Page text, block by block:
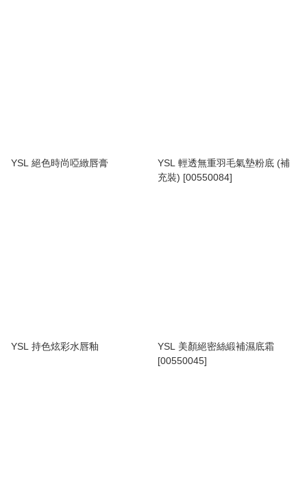
YSL 絕色時尚啞緻唇膏
YSL 輕透無重羽毛氣墊粉底 (補
充裝) [00550084]
YSL 持色炫彩水唇釉
YSL 美顏絕密絲緞補濕底霜
[00550045]